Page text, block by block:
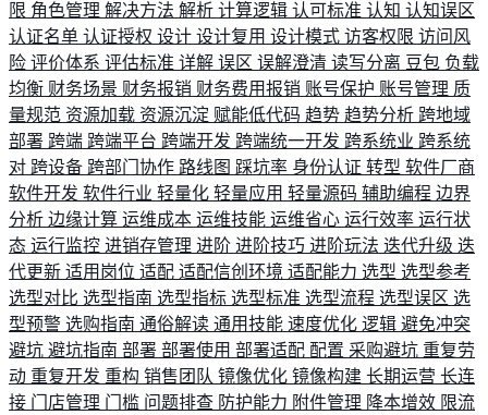
限 角色管理 解决方法 解析 计算逻辑 认可标准 认知 认知误区
认证名单 认证授权 设计 设计复用 设计模式 访客权限 访问风
险 评价体系 评估标准 详解 误区 误解澄清 读写分离 豆包 负载
均衡 财务场景 财务报销 财务费用报销 账号保护 账号管理 质
量规范 资源加载 资源沉淀 赋能低代码 趋势 趋势分析 跨地域
部署 跨端 跨端平台 跨端开发 跨端统一开发 跨系统业 跨系统
对 跨设备 跨部门协作 路线图 踩坑率 身份认证 转型 软件厂商
软件开发 软件行业 轻量化 轻量应用 轻量源码 辅助编程 边界
分析 边缘计算 运维成本 运维技能 运维省心 运行效率 运行状
态 运行监控 进销存管理 进阶 进阶技巧 进阶玩法 迭代升级 迭
代更新 适用岗位 适配 适配信创环境 适配能力 选型 选型参考
选型对比 选型指南 选型指标 选型标准 选型流程 选型误区 选
型预警 选购指南 通俗解读 通用技能 速度优化 逻辑 避免冲突
避坑 避坑指南 部署 部署使用 部署适配 配置 采购避坑 重复劳
动 重复开发 重构 销售团队 镜像优化 镜像构建 长期运营 长连
接 门店管理 门槛 问题排查 防护能力 附件管理 降本增效 限流